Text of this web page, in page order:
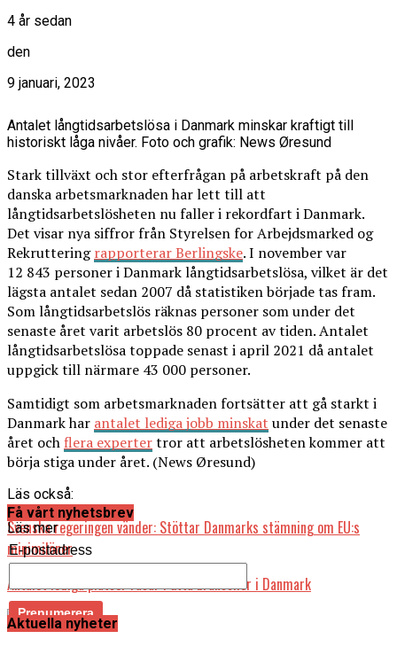
4 år sedan
den
9 januari, 2023
Antalet långtidsarbetslösa i Danmark minskar kraftigt till
historiskt låga nivåer. Foto och grafik: News Øresund
Stark tillväxt och stor efterfrågan på arbetskraft på den
danska arbetsmarknaden har lett till att
långtidsarbetslösheten nu faller i rekordfart i Danmark.
Det visar nya siffror från Styrelsen for Arbejdsmarked og
Rekrutteringrapporterar Berlingske. I november var
12 843 personer i Danmark långtidsarbetslösa, vilket är det
lägsta antalet sedan 2007 då statistiken började tas fram.
Som långtidsarbetslös räknas personer som under det
senaste året varit arbetslös 80 procent av tiden. Antalet
långtidsarbetslösa toppade senast i april 2021 då antalet
uppgick till närmare 43 000 personer.
Samtidigt som arbetsmarknaden fortsätter att gå starkt i
Danmark har antalet lediga jobb minskat under det senaste
året ochflera expertertror att arbetslösheten kommer att
börja stiga under året. (News Øresund)
Läs också:
Svenska regeringen vänder: Stöttar Danmarks stämning om EU:s
minimilöner
Antalet lediga platser rasar i åtta branscher i Danmark
Läs mer
Få vårt nyhetsbrev
E-postadress
Aktuella nyheter